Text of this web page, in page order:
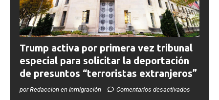
Trump activa por primera vez tribunal
especial para solicitar la deportación
de presuntos “terroristas extranjeros”
por Redaccion en Inmigración Comentarios desactivados